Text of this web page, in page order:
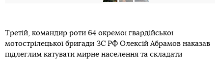
Третій, командир роти 64 окремої гвардійської
мотострілецької бригади ЗС РФ Олексій Абрамов наказав
підлеглим катувати мирне населення та складати